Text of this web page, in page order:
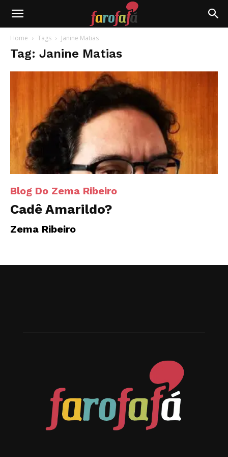
Farofafá
Home Tags Janine Matias
Tag: Janine Matias
Blog Do Zema Ribeiro
Cadê Amarildo?
Zema Ribeiro